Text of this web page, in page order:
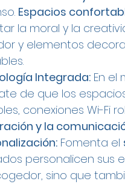
Espacios
la moral y la
y elementos
Integrada: En el
de que los
conexiones Wi-Fi
y la
Fomenta el
personalicen sus
sino que